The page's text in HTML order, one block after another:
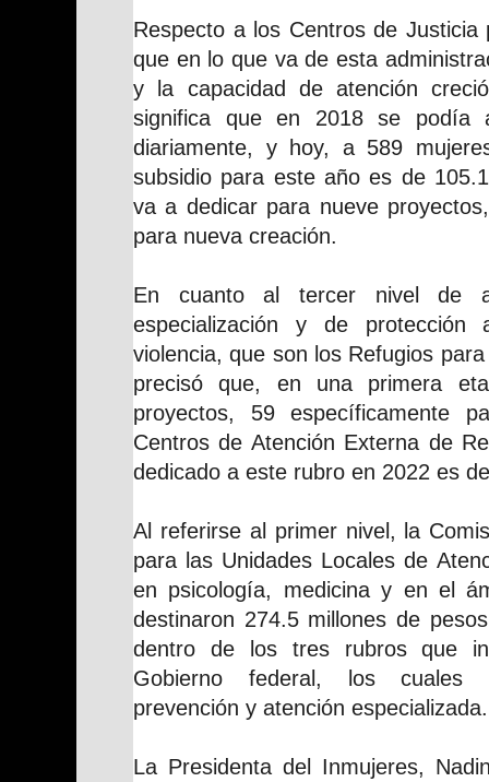
Respecto a los Centros de Justicia
que en lo que va de esta
y la capacidad de atención
significa que en 2018 se podía
diariamente, y hoy, a 589
subsidio para este año es de
va a dedicar para nueve
para nueva creación.
En cuanto al tercer nivel de
especialización y de
violencia, que son los Refugios
precisó que, en una primera
proyectos, 59 específicamente
Centros de Atención Externa de
dedicado a este rubro en 2022 es
Al referirse al primer nivel, la
para las Unidades Locales de
en psicología, medicina y en el
destinaron 274.5 millones de
dentro de los tres rubros que
Gobierno federal, los cuales
prevención y atención especializada.
La Presidenta del Inmujeres,